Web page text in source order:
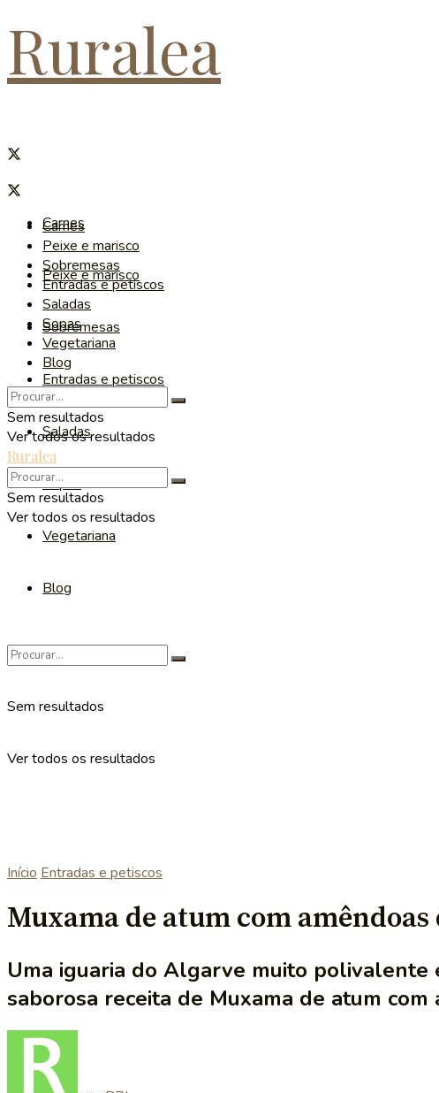
Ruralea
Carnes
Peixe e marisco
Sobremesas
Entradas e petiscos
Saladas
Sopas
Vegetariana
Blog
Sem resultados
Ver todos os resultados
Carnes
Peixe e marisco
Sobremesas
Entradas e petiscos
Saladas
Sopas
Vegetariana
Blog
Sem resultados
Ver todos os resultados
Ruralea
Sem resultados
Ver todos os resultados
Início Entradas e petiscos
Muxama de atum com
Uma iguaria do Algarve muito polivalente
saborosa receita de Muxama de atum com